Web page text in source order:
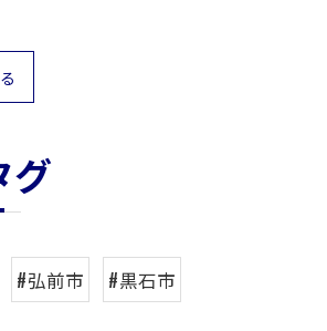
グ
#弘前市 #黒石市